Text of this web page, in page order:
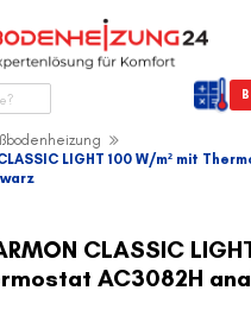
LIGHT 100 W/m² mit
CLASSIC
AC3082H